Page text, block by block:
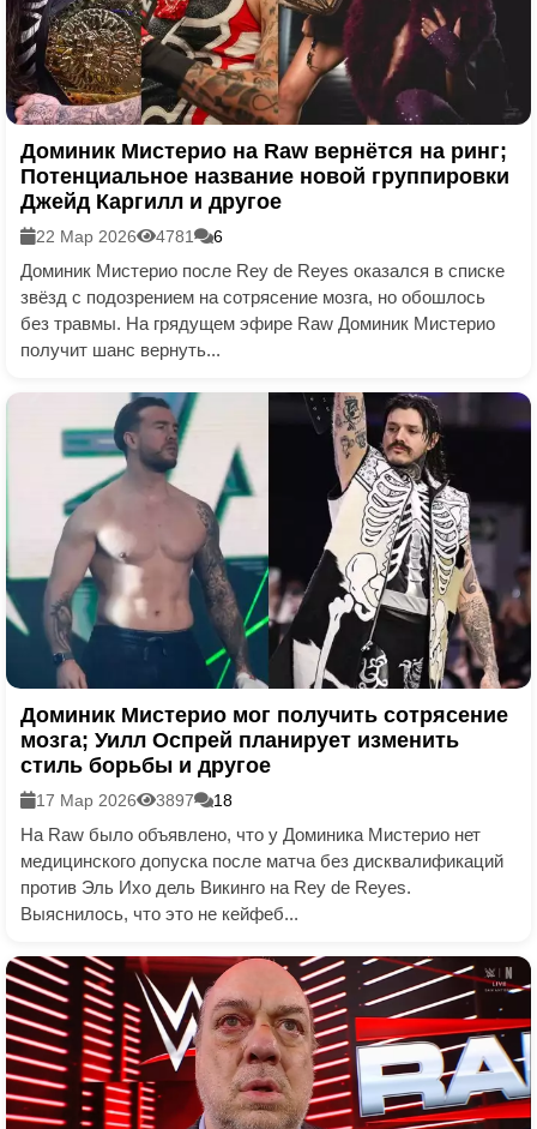
Доминик Мистерио на Raw вернётся на ринг;
Потенциальное название новой группировки
Джейд Каргилл и другое
22 Мар 2026 4781 6
Доминик Мистерио после Rey de Reyes оказался в списке
звёзд с подозрением на сотрясение мозга, но обошлось
без травмы. На грядущем эфире Raw Доминик Мистерио
получит шанс вернуть...
Доминик Мистерио мог получить сотрясение
мозга; Уилл Оспрей планирует изменить
стиль борьбы и другое
17 Мар 2026 3897 18
На Raw было объявлено, что у Доминика Мистерио нет
медицинского допуска после матча без дисквалификаций
против Эль Ихо дель Викинго на Rey de Reyes.
Выяснилось, что это не кейфеб...